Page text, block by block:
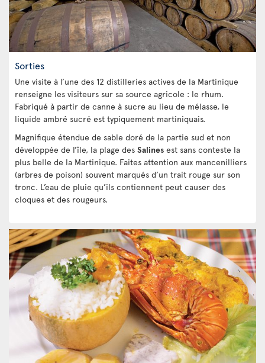
Sorties
Une visite à l’une des 12 distilleries actives de la Martinique
renseigne les visiteurs sur sa source agricole : le rhum.
Fabriqué à partir de canne à sucre au lieu de mélasse, le
liquide ambré sucré est typiquement martiniquais.
Magnifique étendue de sable doré de la partie sud et non
développée de l’île, la plage des Salines est sans conteste la
plus belle de la Martinique. Faites attention aux mancenilliers
(arbres de poison) souvent marqués d’un trait rouge sur son
tronc. L’eau de pluie qu’ils contiennent peut causer des
cloques et des rougeurs.